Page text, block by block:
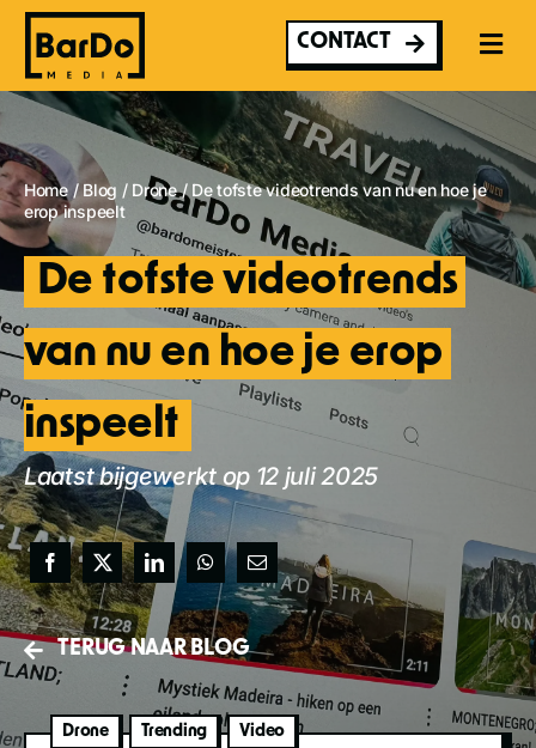
Ga
naar
inhoud
CONTACT
Home/Blog / Drone/ De tofste videotrends van nu en hoe je
erop inspeelt
De tofste videotrends
van nu en hoe je erop
inspeelt
Laatst bijgewerkt op 12 juli 2025
TERUG NAAR BLOG
Drone Trending Video